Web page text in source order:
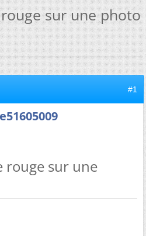
sur une photo
#1
rouge sur une